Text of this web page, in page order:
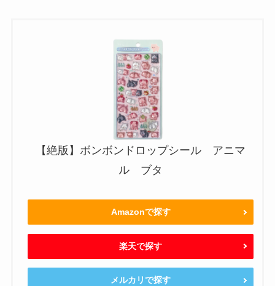
【絶版】ボンボンドロップシール アニマ
ル ブタ
Amazonで探す
楽天で探す
メルカリで探す